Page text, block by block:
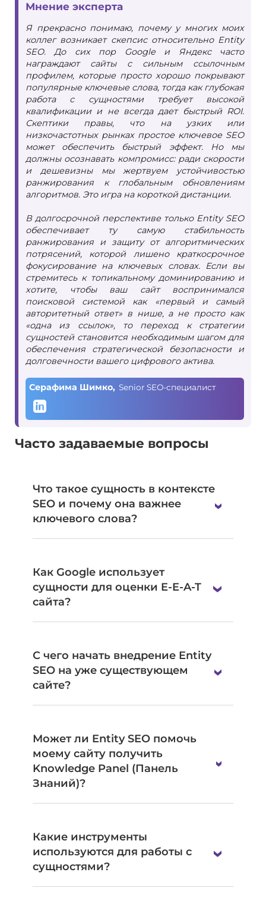
Мнение эксперта
Я прекрасно понимаю, почему у многих моих
коллег возникает скепсис относительно Entity
SEO. До сих пор Google и Яндекс часто
награждают сайты с сильным ссылочным
профилем, которые просто хорошо покрывают
популярные ключевые слова, тогда как глубокая
работа с сущностями требует высокой
квалификации и не всегда дает быстрый ROI.
Скептики правы, что на узких или
низкочастотных рынках простое ключевое SEO
может обеспечить быстрый эффект. Но мы
должны осознавать компромисс: ради скорости
и дешевизны мы жертвуем устойчивостью
ранжирования к глобальным обновлениям
алгоритмов. Это игра на короткой дистанции.
В долгосрочной перспективе только Entity SEO
обеспечивает ту самую стабильность
ранжирования и защиту от алгоритмических
потрясений, которой лишено краткосрочное
фокусирование на ключевых словах. Если вы
стремитесь к топикальному доминированию и
хотите, чтобы ваш сайт воспринимался
поисковой системой как «первый и самый
авторитетный ответ» в нише, а не просто как
«одна из ссылок», то переход к стратегии
сущностей становится необходимым шагом для
обеспечения стратегической безопасности и
долговечности вашего цифрового актива.
Серафима Шимко, Senior SEO-специалист
Часто задаваемые вопросы
Что такое сущность в контексте
SEO и почему она важнее
ключевого слова?
Как Google использует
сущности для оценки E-E-A-T
сайта?
С чего начать внедрение Entity
SEO на уже существующем
сайте?
Может ли Entity SEO помочь
моему сайту получить
Knowledge Panel (Панель
Знаний)?
Какие инструменты
используются для работы с
сущностями?